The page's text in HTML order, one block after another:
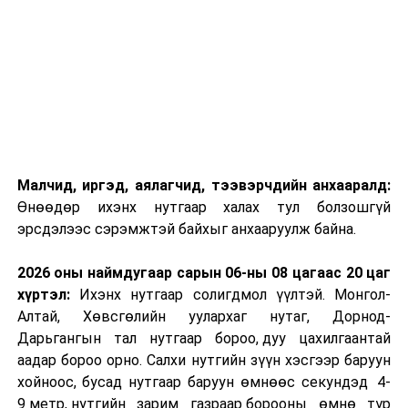
Малчид, иргэд, аялагчид, тээвэрчдийн анхааралд:
Өнөөдөр ихэнх нутгаар халах тул болзошгүй
эрсдэлээс сэрэмжтэй байхыг анхааруулж байна.
2026 оны наймдугаар сарын 06-ны 08 цагаас 20 цаг
хүртэл:Ихэнх нутгаар солигдмол үүлтэй. Монгол-
Алтай, Хөвсгөлийн уулархаг нутаг, Дорнод-
Дарьгангын тал нутгаар бороо, дуу цахилгаантай
аадар бороо орно. Салхи нутгийн зүүн хэсгээр баруун
хойноос, бусад нутгаар баруун өмнөөс секундэд 4-
9 метр, нутгийн зарим газраар борооны өмнө түр